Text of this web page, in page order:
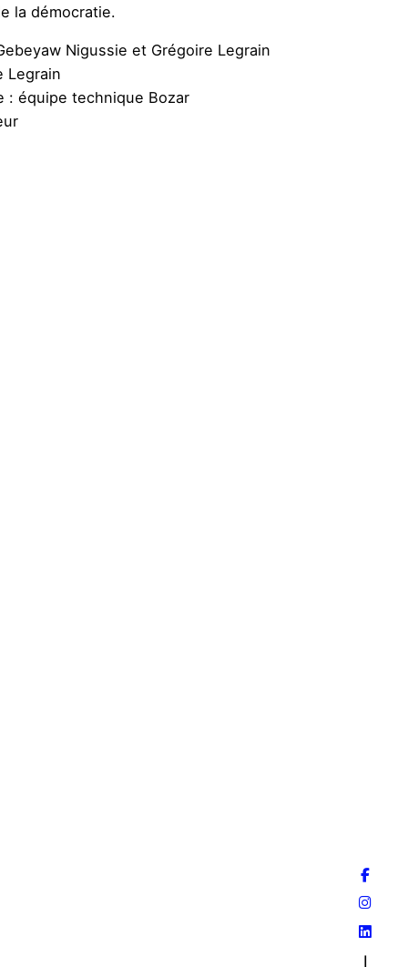
la démocratie.
Nigussie et Grégoire Legrain
Legrain
: équipe technique Bozar